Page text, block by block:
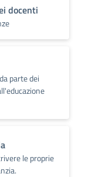
docenti
parte dei
le proprie